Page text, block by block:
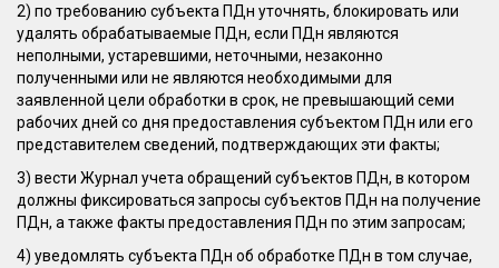
2) по требованию субъекта ПДн уточнять, блокировать или
удалять обрабатываемые ПДн, если ПДн являются
неполными, устаревшими, неточными, незаконно
полученными или не являются необходимыми для
заявленной цели обработки в срок, не превышающий семи
рабочих дней со дня предоставления субъектом ПДн или его
представителем сведений, подтверждающих эти факты;
3) вести Журнал учета обращений субъектов ПДн, в котором
должны фиксироваться запросы субъектов ПДн на получение
ПДн, а также факты предоставления ПДн по этим запросам;
4) уведомлять субъекта ПДн об обработке ПДн в том случае,